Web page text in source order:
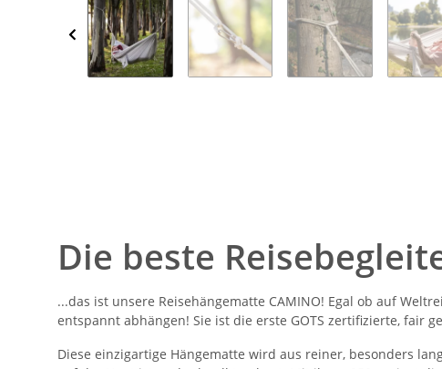
Die beste
...das ist unsere Reisehängematte CAMINO! Egal ob auf
entspannt abhängen! Sie ist die erste GOTS zertifizierte, fair
Diese einzigartige Hängematte wird aus reiner, besonders